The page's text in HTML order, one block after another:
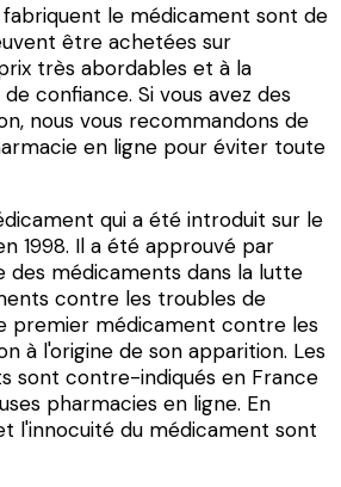
fabriquent le médicament sont de
être achetées sur
très abordables et à la
confiance. Si vous avez des
nous vous recommandons de
en ligne pour éviter toute
qui a été introduit sur le
1998. Il a été approuvé par
des médicaments dans la lutte
contre les troubles de
premier médicament contre les
à l'origine de son apparition. Les
sont contre-indiqués en France
pharmacies en ligne. En
l'innocuité du médicament sont